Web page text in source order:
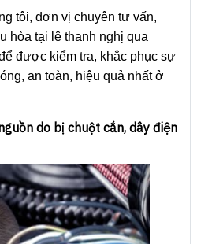
tôi, đơn vị chuyên tư vấn,
hòa tại lê thanh nghị qua
được kiểm tra, khắc phục sự
an toàn, hiệu quả nhất ở
do bị chuột cắn, dây điện